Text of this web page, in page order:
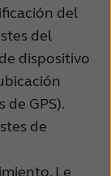
del
del
dispositivo
GPS).
de
Le